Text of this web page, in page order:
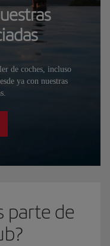
de coches, incluso
ya con nuestras
parte de